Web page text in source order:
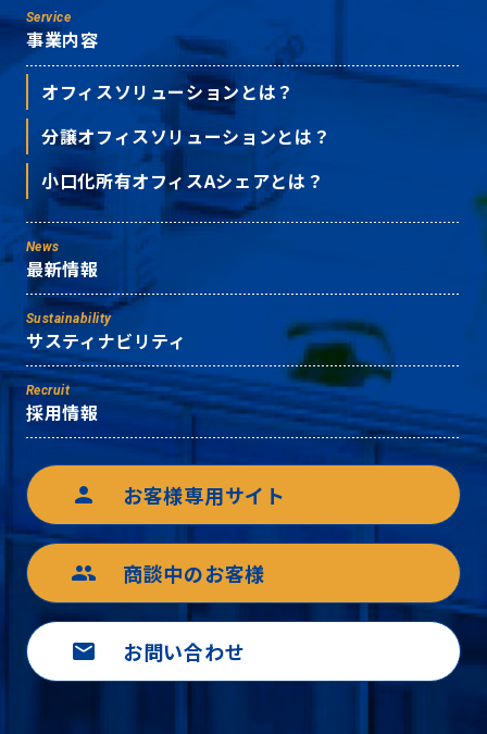
Service
事業内容
オフィスソリューションとは？
分譲オフィスソリューションとは？
小口化所有オフィスAシェアとは？
News
最新情報
Sustainability
サスティナビリティ
Recruit
採用情報
person お客様専用サイト
group 商談中のお客様
mail お問い合わせ